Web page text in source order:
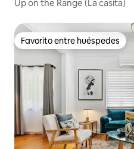
Up on the Range (La casita)
Favorito entre huéspedes
Favorito entre huéspedes